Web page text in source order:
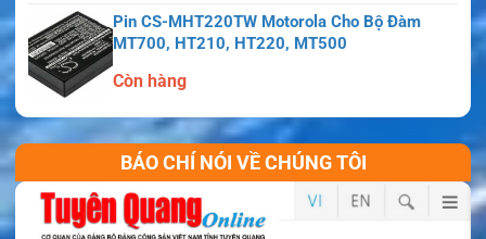
Pin CS-MHT220TW Motorola Cho Bộ Đàm
MT700, HT210, HT220, MT500
Còn hàng
BÁO CHÍ NÓI VỀ CHÚNG TÔI